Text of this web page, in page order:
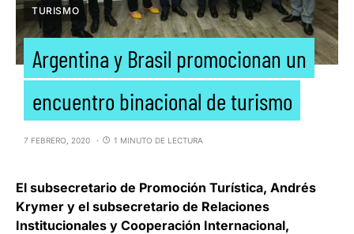
TURISMO
Argentina y Brasil promocionan un
encuentro binacional de turismo
7 FEBRERO, 2020 1 MINUTO DE LECTURA
El subsecretario de Promoción Turística, Andrés
Krymer y el subsecretario de Relaciones
Institucionales y Cooperación Internacional,